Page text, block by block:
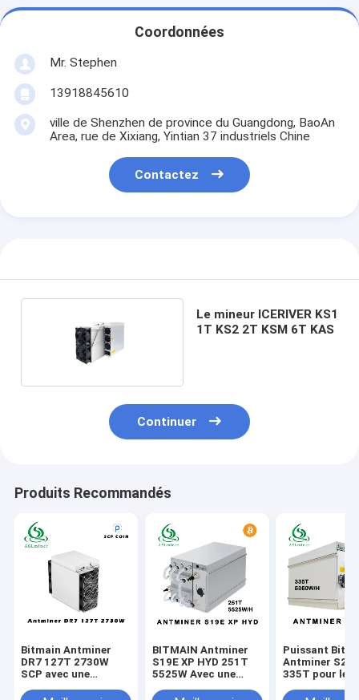
Coordonnées
Mr. Stephen
13918845610
ville de Shenzhen de province du Guangdong, BaoAn
Area, rue de Xixiang, Yintian 37 industriels Chine
Contactez
Le mineur ICERIVER KS1
1T KS2 2T KSM 6T KAS
Continuer
Produits Recommandés
Bitmain Antminer
DR7 127T 2730W
SCP avec une
BITMAIN Antminer
S19E XP HYD 251T
5525W Avec une
Puissant
Antminer S21
335T pour le